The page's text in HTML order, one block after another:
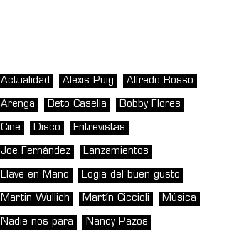
Actualidad Alexis Puig Alfredo Rosso
Arenga Beto Casella Bobby Flores
Cine Disco Entrevistas
Joe Fernández Lanzamientos
Llave en Mano Logia del buen gusto
Martin Wullich Martín Ciccioli Música
Nadie nos para Nancy Pazos